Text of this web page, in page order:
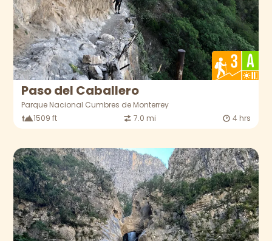
Paso del Caballero
Parque Nacional Cumbres de Monterrey
1509 ft
7.0 mi 4 hrs